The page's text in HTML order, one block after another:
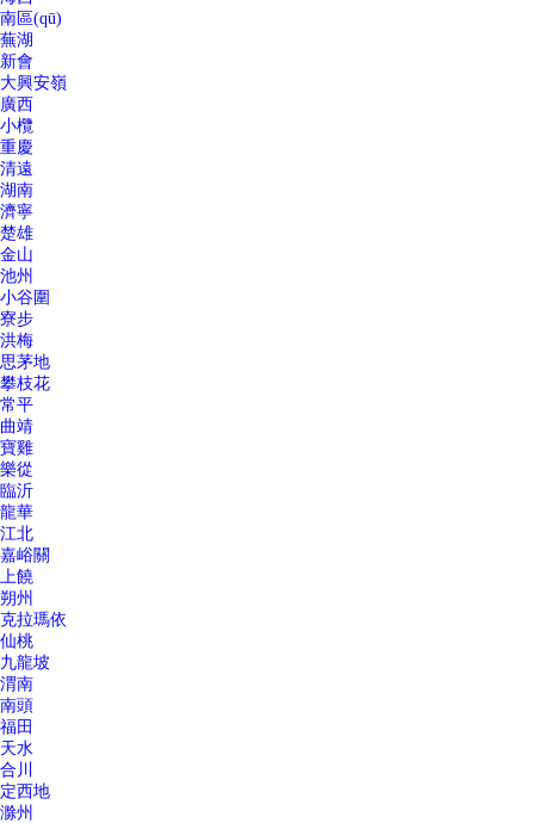
南區(qū)
蕪湖
新會
大興安嶺
廣西
小欖
重慶
清遠
湖南
濟寧
楚雄
金山
池州
小谷圍
寮步
洪梅
思茅地
攀枝花
常平
曲靖
寶雞
樂從
臨沂
龍華
江北
嘉峪關
上饒
朔州
克拉瑪依
仙桃
九龍坡
渭南
南頭
福田
天水
合川
定西地
滁州